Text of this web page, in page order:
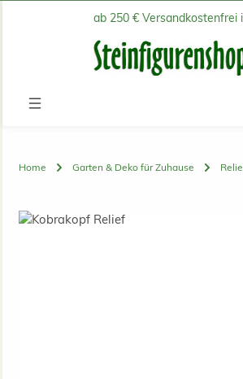
Zum Hauptinhalt springenab 250 € Versandkostenfrei
Home Garten & Deko für Zuhause
Bildergalerie überspringen